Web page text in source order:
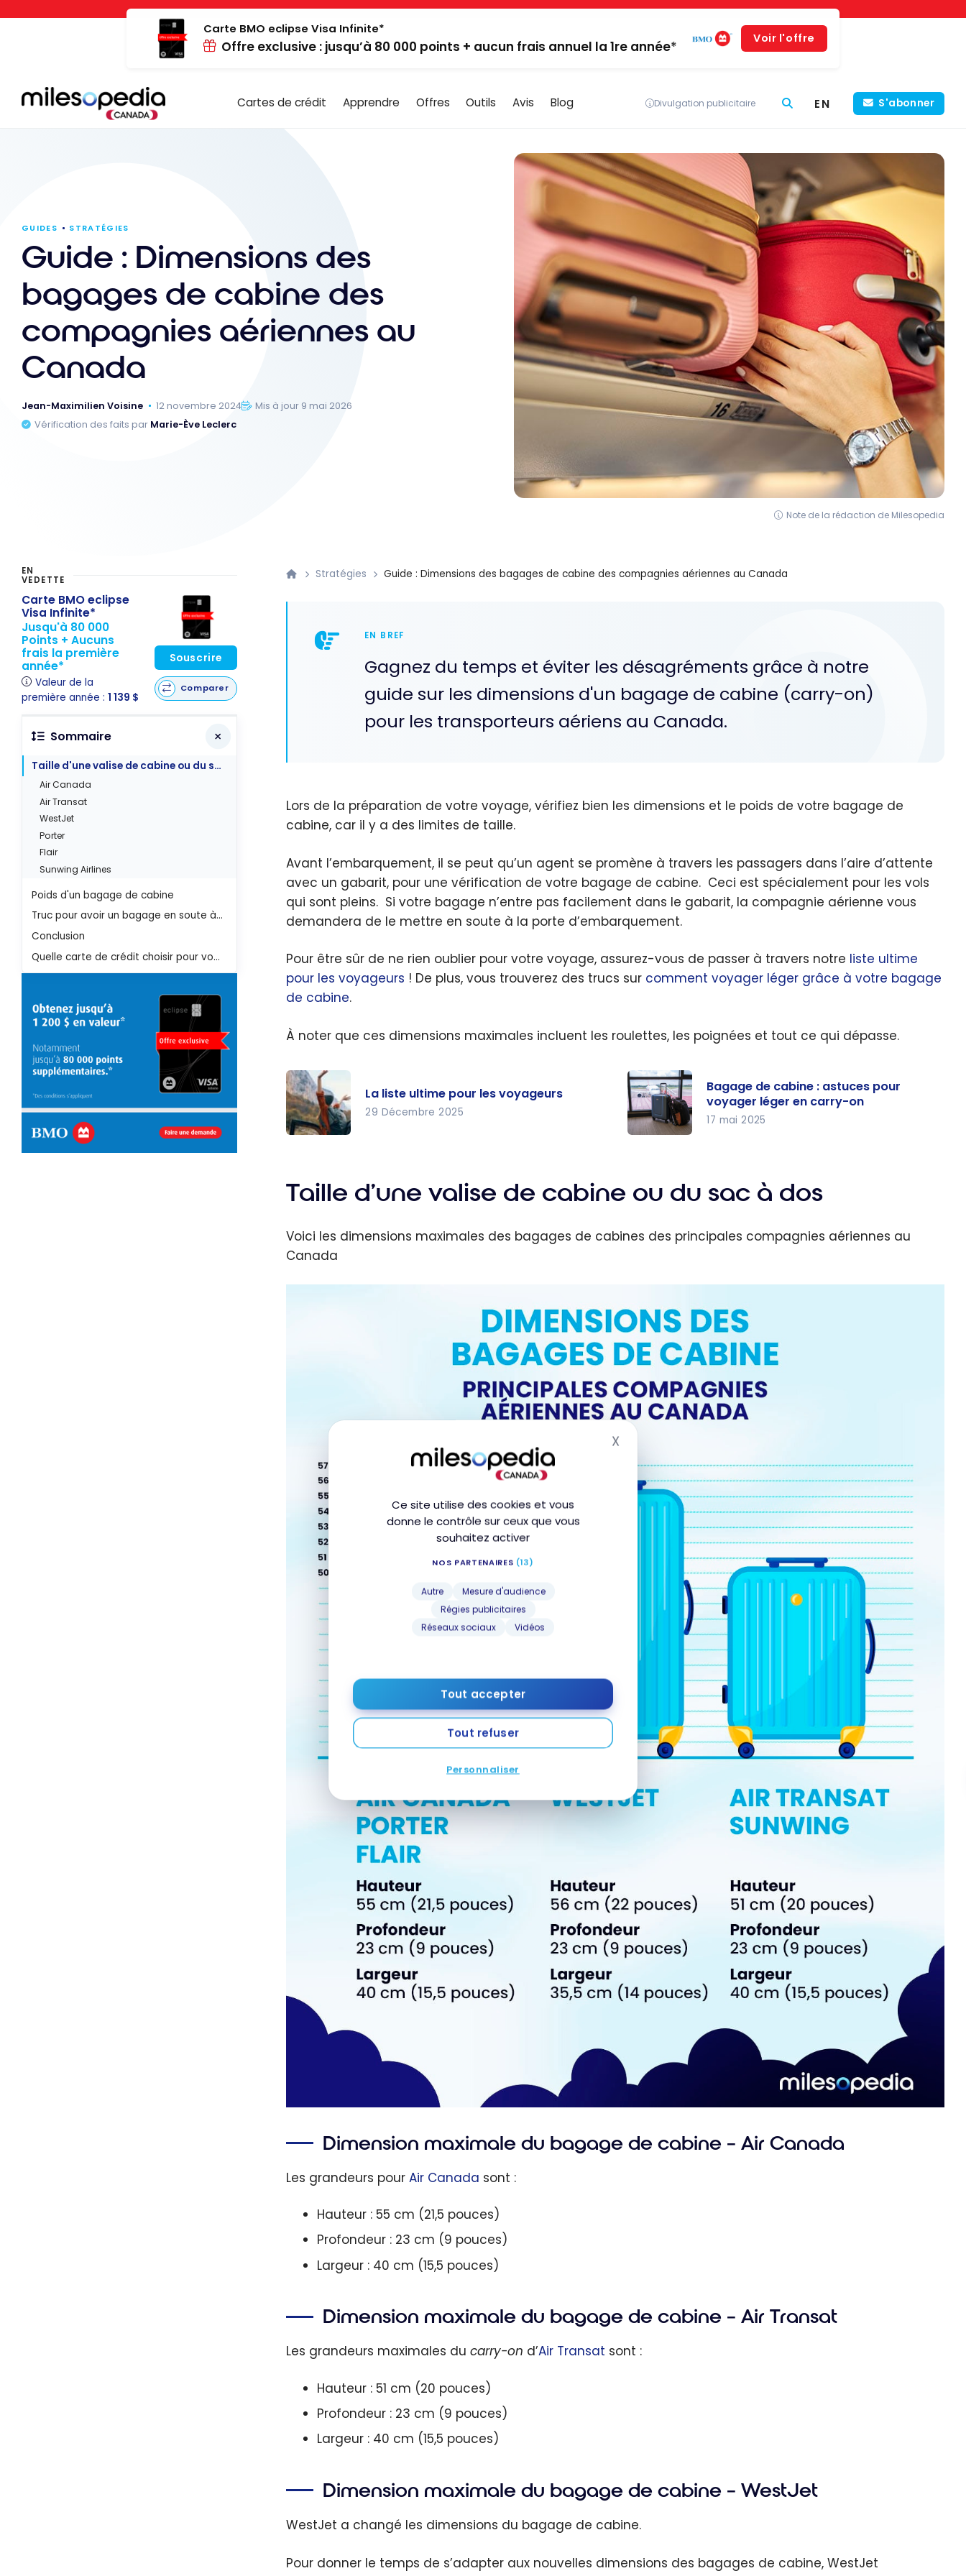
Panneau de gestion des cookies
Ce site utilise des cookies et vous
donne le contrôle sur ceux que vous
souhaitez activer
NOS PARTENAIRES (13)
Autre
Mesure d'audience
Régies publicitaires
Réseaux sociaux
Vidéos
Tout accepter
Tout refuser
Personnaliser
XMasquer le bandeau des cookies
Carte BMO eclipse Visa Infinite*
Offre exclusive : jusqu’à 80 000 points + aucun frais annuel la 1re année*
Voir l'offre
Cartes de crédit Apprendre Offres Outils Avis Blog Divulgation publicitaire EN S'abonner
GUIDES STRATÉGIES
Guide : Dimensions des
bagages de cabine des
compagnies aériennes au
Canada
Jean-Maximilien Voisine 12 novembre 2024
Mis à jour 9 mai 2026
Vérification des faits par Marie-Ève Leclerc
Note de la rédaction de Milesopedia
Stratégies Guide : Dimensions des bagages de cabine des compagnies aériennes au Canada
EN BREF
Gagnez du temps et éviter les désagréments grâce à notre
guide sur les dimensions d'un bagage de cabine (carry-on)
pour les transporteurs aériens au Canada.
Lors de la préparation de votre voyage, vérifiez bien les dimensions et le poids de votre bagage de
cabine, car il y a des limites de taille.
Avant l’embarquement, il se peut qu’un agent se promène à travers les passagers dans l’aire d’attente
avec un gabarit, pour une vérification de votre bagage de cabine. Ceci est spécialement pour les vols
qui sont pleins. Si votre bagage n’entre pas facilement dans le gabarit, la compagnie aérienne vous
demandera de le mettre en soute à la porte d’embarquement.
Pour être sûr de ne rien oublier pour votre voyage, assurez-vous de passer à travers notre liste ultime
pour les voyageurs ! De plus, vous trouverez des trucs sur comment voyager léger grâce à votre bagage
de cabine.
À noter que ces dimensions maximales incluent les roulettes, les poignées et tout ce qui dépasse.
pour les
voyageur
La liste ultime pour les voyageurs
29 Décembre 2025
astuces
voyager
Bagage de cabine : astuces pour
voyager léger en carry-on
17 mai 2025
Taille d’une valise de cabine ou du sac à dos
Voici les dimensions maximales des bagages de cabines des principales compagnies aériennes au
Canada
Dimension maximale du bagage de cabine – Air Canada
Les grandeurs pour Air Canada sont :
Hauteur : 55 cm (21,5 pouces)
Profondeur : 23 cm (9 pouces)
Largeur : 40 cm (15,5 pouces)
Dimension maximale du bagage de cabine – Air Transat
Les grandeurs maximales du carry-on d’Air Transat sont :
Hauteur : 51 cm (20 pouces)
Profondeur : 23 cm (9 pouces)
Largeur : 40 cm (15,5 pouces)
Dimension maximale du bagage de cabine – WestJet
WestJet a changé les dimensions du bagage de cabine.
Pour donner le temps de s’adapter aux nouvelles dimensions des bagages de cabine, WestJet
EN
VEDETTE
Carte BMO eclipse
Visa Infinite*
Jusqu'à 80 000
Points + Aucuns
frais la première
année*
Valeur de la
première année : 1 139 $
Souscrire
Comparer
Sommaire
Taille d'une valise de cabine ou du sac à dos
Air Canada
Air Transat
WestJet
Porter
Flair
Sunwing Airlines
Poids d'un bagage de cabine
Truc pour avoir un bagage en soute à rabais ou gratuit
Conclusion
Quelle carte de crédit choisir pour vos voyages ?